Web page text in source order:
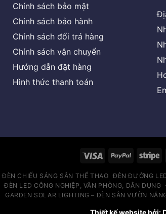
Chính sách bảo mật
Chính sách bảo hành
Chính sách đổi trả hàng
Chính sách vận chuyển
Hướng dẫn đặt hàng
Hình thức thanh toán
ĐÈN CHIẾU SÁNG SÂN THỂ THAO ĐÈN ĐƯỜNG
ĐÈN LED CÔNG NGHIỆP, VĂN PHÒNG, DÂN DỤNG
GARDEN SOLAR LIGHTING – ĐÈN SÂN VƯỜN
Thiết kế website bởi: